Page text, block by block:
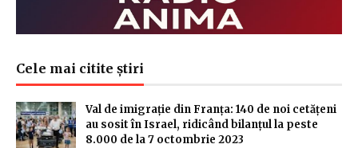
Cele mai citite știri
Val de imigrație din Franța: 140 de noi cetățeni
au sosit în Israel, ridicând bilanțul la peste
8.000 de la 7 octombrie 2023